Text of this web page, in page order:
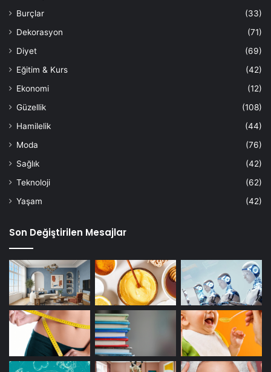
Burçlar
(33)
Dekorasyon
(71)
Diyet
(69)
Eğitim & Kurs
(42)
Ekonomi
(12)
Güzellik
(108)
Hamilelik
(44)
Moda
(76)
Sağlık
(42)
Teknoloji
(62)
Yaşam
(42)
Son Değiştirilen Mesajlar